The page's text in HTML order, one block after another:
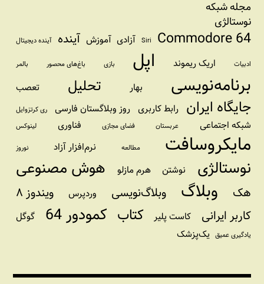
مجله شبکه
نوستالژی
Commodore 64
Siri آزادی آموزش آینده آینده دیجیتال
ادبیات اریک ریموند اپل بازی باغ‌های محصور بالمر
برنامه‌نویسی بهار تحلیل تعصب
جایگاه ایران رابط کاربری روز وبلاگستان فارسی ری کرتزوایل
شبکه اجتماعی عربستان فضای مجازی فناوری لینوکس
مایکروسافت مطالعه نرم‌افزار آزاد نوروز
نوستالژی نوشتن هرم مازلو هوش مصنوعی
هک وبلاگ وبلاگ‌نویسی وردپرس
ویندوز ۸
کاربر ایرانی
کاست پلیر کتاب کمودور 64 گوگل
یادگیری عمیق یک‌پزشک